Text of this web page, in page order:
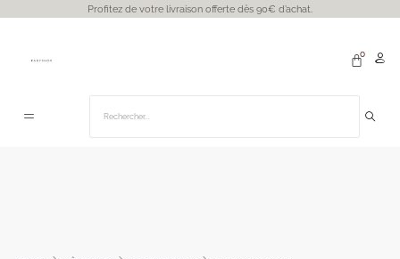
Profitez de votre livraison offerte dès 90€ d’achat.